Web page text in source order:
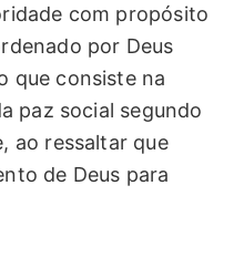
com propósito
por Deus
que consiste na
paz social segundo
ao ressaltar que
de Deus para